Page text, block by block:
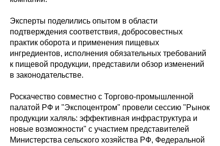
Эксперты поделились опытом в области
подтверждения соответствия, добросовестных
практик оборота и применения пищевых
ингредиентов, исполнения обязательных требований
к пищевой продукции, представили обзор изменений
в законодательстве.
Роскачество совместно с Торгово-промышленной
палатой РФ и "Экспоцентром" провели сессию "Рынок
продукции халяль: эффективная инфраструктура и
новые возможности" с участием представителей
Министерства сельского хозяйства РФ, Федеральной